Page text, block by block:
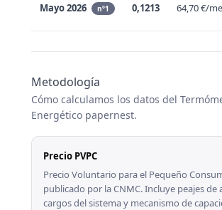
Mayo 2026 nº1 0,1213 64,70 €/
Metodología
Cómo calculamos los datos del
Energético papernest.
Precio PVPC
Precio Voluntario para el Pequeño
publicado por la CNMC. Incluye peajes de
cargos del sistema y mecanismo de